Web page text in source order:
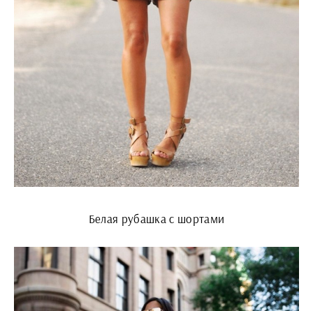
Белая рубашка с шортами